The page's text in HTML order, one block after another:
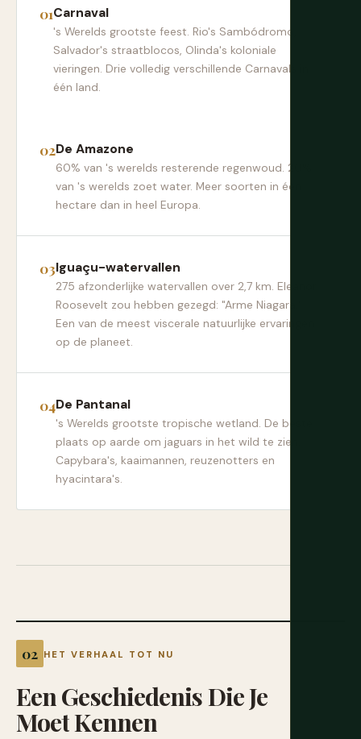
Carnaval
's Werelds grootste feest. Rio's Sambódromo,
Salvador's straatblocos, Olinda's koloniale
vieringen. Drie volledig verschillende Carnavals in
één land.
De Amazone
60% van 's werelds resterende regenwoud. 20%
van 's werelds zoet water. Meer soorten in één
hectare dan in heel Europa.
Iguaçu-watervallen
275 afzonderlijke watervallen over 2,7 km. Eleanor
Roosevelt zou hebben gezegd: "Arme Niagara."
Een van de meest viscerale natuurlijke ervaringen
op de planeet.
De Pantanal
's Werelds grootste tropische wetland. De beste
plaats op aarde om jaguars in het wild te zien.
Capybara's, kaaimannen, reuzenotters en
hyacintara's.
HET VERHAAL TOT NU
EenGeschiedenisDieJe
MoetKennen